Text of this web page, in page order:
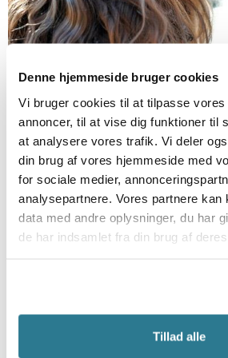
Denne hjemmeside bruger cookies
Vi bruger cookies til at tilpasse vores
annoncer, til at vise dig funktioner til
at analysere vores trafik. Vi deler
din brug af vores hjemmeside med
for sociale medier,
analysepartnere. Vores partnere kan
data med andre oplysninger, du har
de har indsamlet fra din brug af
Tillad alle
kan gå hjem og bruge. Oplever du,
velfungerende barn har det svært
være når dit barnet afleveres i
alene til sport, eller passes hos
kan også være adskillelsen ved […]
Angste børn bliver